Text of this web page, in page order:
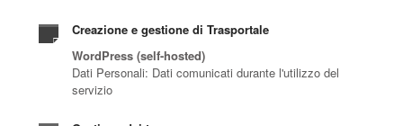
Creazione e gestione di Trasportale
WordPress (self-hosted)
Dati Personali: Dati comunicati durante l'utilizzo del
servizio